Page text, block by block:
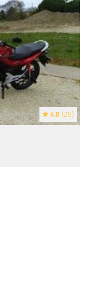
4.8 (25)